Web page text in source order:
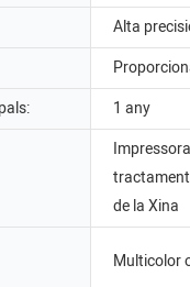
Alta
1 any
de la Xina
Multicolor